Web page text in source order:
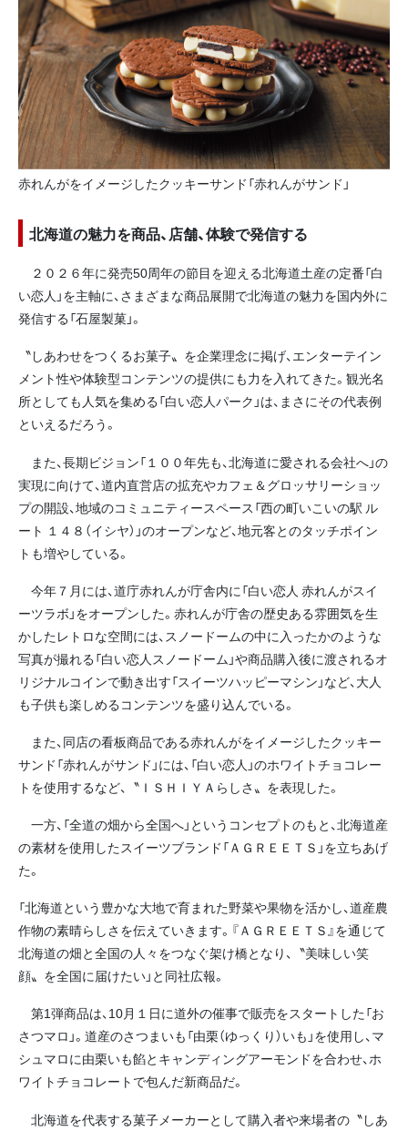
赤れんがをイメージしたクッキーサンド「赤れんがサンド」
北海道の魅力を商品、店舗、体験で発信する
２０２６年に発売50周年の節目を迎える北海道土産の定番「白
い恋人」を主軸に、さまざまな商品展開で北海道の魅力を国内外に
発信する「石屋製菓」。
〝しあわせをつくるお菓子〟を企業理念に掲げ、エンターテイン
メント性や体験型コンテンツの提供にも力を入れてきた。観光名
所としても人気を集める「白い恋人パーク」は、まさにその代表例
といえるだろう。
また、長期ビジョン「１００年先も、北海道に愛される会社へ」の
実現に向けて、道内直営店の拡充やカフェ＆グロッサリーショッ
プの開設、地域のコミュニティースペース「西の町いこいの駅 ル
ート １４８（イシヤ）」のオープンなど、地元客とのタッチポイン
トも増やしている。
今年７月には、道庁赤れんが庁舎内に「白い恋人 赤れんがスイ
ーツラボ」をオープンした。赤れんが庁舎の歴史ある雰囲気を生
かしたレトロな空間には、スノードームの中に入ったかのような
写真が撮れる「白い恋人スノードーム」や商品購入後に渡されるオ
リジナルコインで動き出す「スイーツハッピーマシン」など、大人
も子供も楽しめるコンテンツを盛り込んでいる。
また、同店の看板商品である赤れんがをイメージしたクッキー
サンド「赤れんがサンド」には、「白い恋人」のホワイトチョコレー
トを使用するなど、〝ＩＳＨＩＹＡらしさ〟を表現した。
一方、「全道の畑から全国へ」というコンセプトのもと、北海道産
の素材を使用したスイーツブランド「ＡＧＲＥＥＴＳ」を立ちあげ
た。
「北海道という豊かな大地で育まれた野菜や果物を活かし、道産農
作物の素晴らしさを伝えていきます。『ＡＧＲＥＥＴＳ』を通じて
北海道の畑と全国の人々をつなぐ架け橋となり、〝美味しい笑
顔〟を全国に届けたい」と同社広報。
第1弾商品は、10月１日に道外の催事で販売をスタートした「お
さつマロ」。道産のさつまいも「由栗（ゆっくり）いも」を使用し、マ
シュマロに由栗いも餡とキャンディングアーモンドを合わせ、ホ
ワイトチョコレートで包んだ新商品だ。
北海道を代表する菓子メーカーとして購入者や来場者の〝しあ